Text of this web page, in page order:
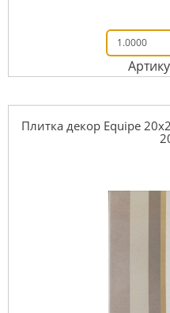
Плитка декор Equipe